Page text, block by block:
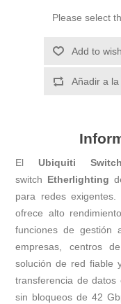
Please select
Add to
Añadir a
El Ubiquiti
switch Etherlighting
para redes exigentes.
ofrece alto
funciones de gestión
empresas, centros
solución de red fiable
transferencia de datos
sin bloqueos de 42